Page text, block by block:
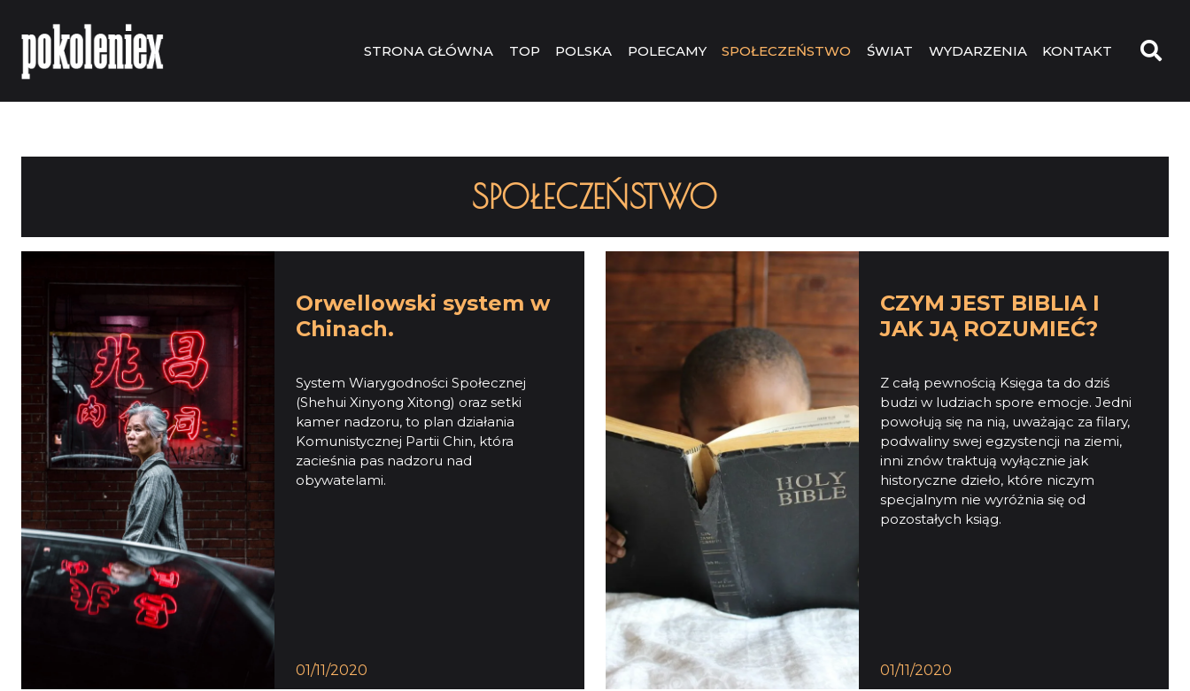
STRONA GŁÓWNA TOP POLSKA POLECAMY SPOŁECZEŃSTWO ŚWIAT WYDARZENIA KONTAKT
SPOŁECZEŃSTWO
Orwellowski system w
Chinach.
System Wiarygodności Społecznej
(Shehui Xinyong Xitong) oraz setki
kamer nadzoru, to plan działania
Komunistycznej Partii Chin, która
zacieśnia pas nadzoru nad
obywatelami.
01/11/2020
CZYM JEST BIBLIA I
JAK JĄ ROZUMIEĆ?
Z całą pewnością Księga ta do dziś
budzi w ludziach spore emocje. Jedni
powołują się na nią, uważając za filary,
podwaliny swej egzystencji na ziemi,
inni znów traktują wyłącznie jak
historyczne dzieło, które niczym
specjalnym nie wyróżnia się od
pozostałych ksiąg.
01/11/2020